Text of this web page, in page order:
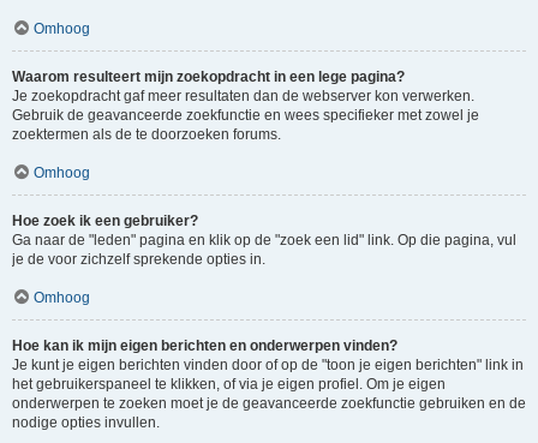
Omhoog
Waarom resulteert mijn zoekopdracht in een lege pagina?
Je zoekopdracht gaf meer resultaten dan de webserver kon verwerken.
Gebruik de geavanceerde zoekfunctie en wees specifieker met zowel je
zoektermen als de te doorzoeken forums.
Omhoog
Hoe zoek ik een gebruiker?
Ga naar de "leden" pagina en klik op de "zoek een lid" link. Op die pagina, vul
je de voor zichzelf sprekende opties in.
Omhoog
Hoe kan ik mijn eigen berichten en onderwerpen vinden?
Je kunt je eigen berichten vinden door of op de "toon je eigen berichten" link in
het gebruikerspaneel te klikken, of via je eigen profiel. Om je eigen
onderwerpen te zoeken moet je de geavanceerde zoekfunctie gebruiken en de
nodige opties invullen.